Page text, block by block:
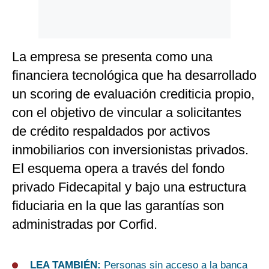
La empresa se presenta como una
financiera tecnológica que ha desarrollado
un scoring de evaluación crediticia propio,
con el objetivo de vincular a solicitantes
de crédito respaldados por activos
inmobiliarios con inversionistas privados.
El esquema opera a través del fondo
privado Fidecapital y bajo una estructura
fiduciaria en la que las garantías son
administradas por Corfid.
LEA TAMBIÉN: Personas sin acceso a la banca